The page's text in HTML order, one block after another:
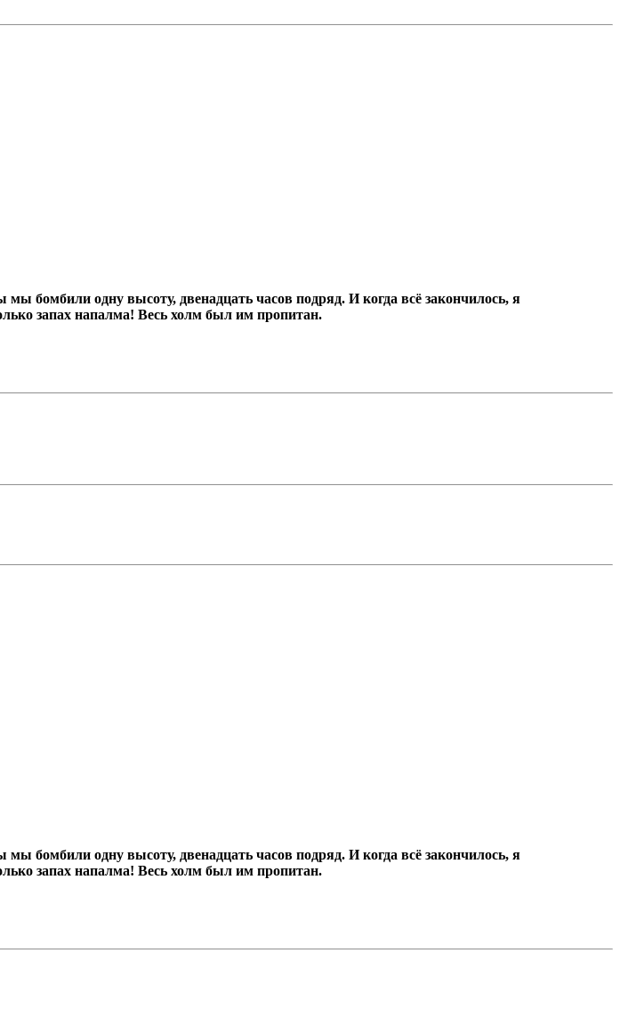
бомбили одну высоту, двенадцать часов подряд. И когда всё закончилось, я
запах напалма! Весь холм был им пропитан.
бомбили одну высоту, двенадцать часов подряд. И когда всё закончилось, я
запах напалма! Весь холм был им пропитан.